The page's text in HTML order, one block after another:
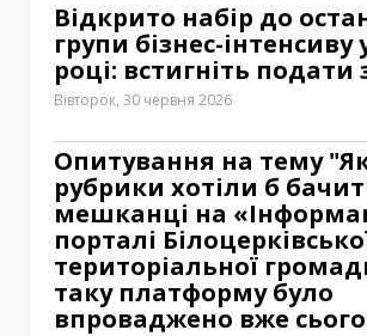
Відкрито набір до
групи бізнес-інтенсиву
році: встигніть подати
Вівторок, 30 червня 2026
Опитування на тему
рубрики хотіли б
мешканці на
порталі
територіальної
таку платформу було
впроваджено вже